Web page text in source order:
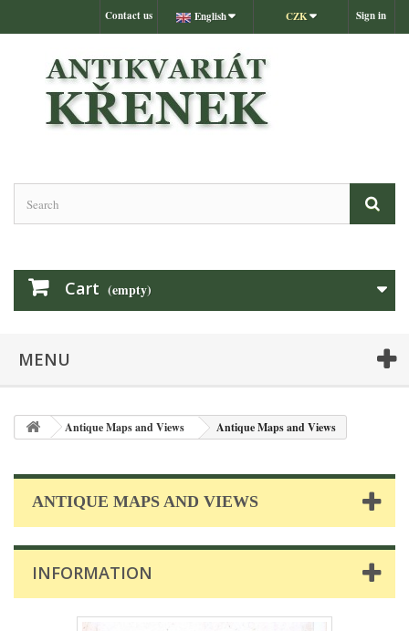
Sign in
CZK
English
Contact us
Cart (empty)
MENU
Antique Maps and Views Antique Maps and Views
ANTIQUE MAPS AND VIEWS
INFORMATION